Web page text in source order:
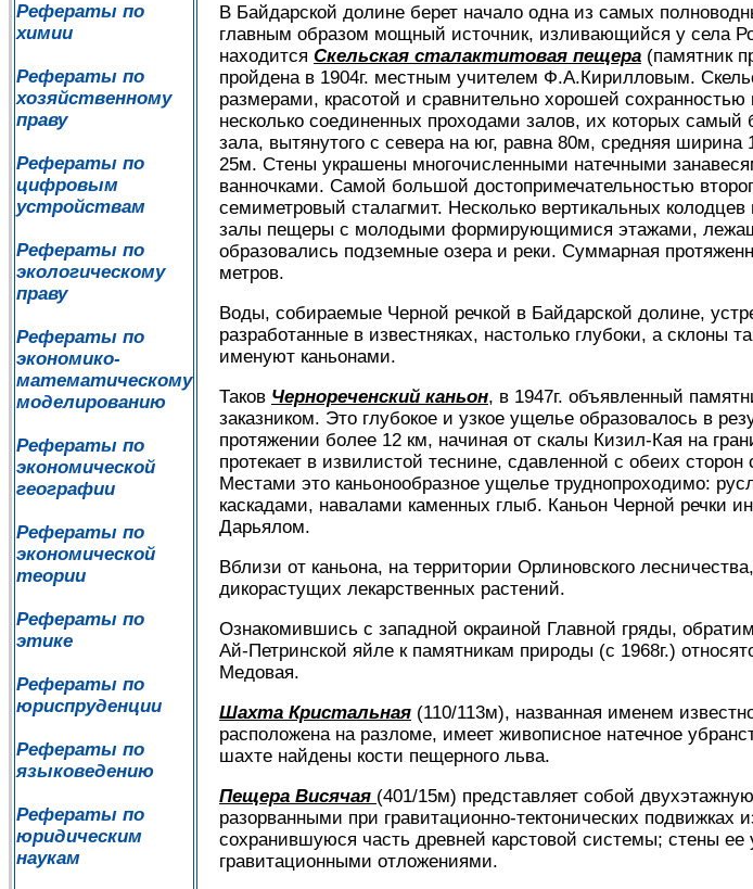
Рефераты по
химии
Рефераты по
хозяйственному
праву
Рефераты по
цифровым
устройствам
Рефераты по
экологическому
праву
Рефераты по
экономико-
математическому
моделированию
Рефераты по
экономической
географии
Рефераты по
экономической
теории
Рефераты по
этике
Рефераты по
юриспруденции
Рефераты по
языковедению
Рефераты по
юридическим
наукам
В Байдарской долине берет начало одна из самых
главным образом мощный источник, изливающийся у села
находится Скельская сталактитовая пещера (памятник
пройдена в 1904г. местным учителем Ф.А.Кирилловым.
размерами, красотой и сравнительно хорошей
несколько соединенных проходами залов, их которых
зала, вытянутого с севера на юг, равна 80м, средняя ширина
25м. Стены украшены многочисленными натечными
ванночками. Самой большой достопримечательностью
семиметровый сталагмит. Несколько вертикальных
залы пещеры с молодыми формирующимися этажами,
образовались подземные озера и реки. Суммарная
метров.
Воды, собираемые Черной речкой в Байдарской долине,
разработанные в известняках, настолько глубоки, а склоны
именуют каньонами.
Таков Чернореченский каньон, в 1947г. объявленный
заказником. Это глубокое и узкое ущелье образовалось в
протяжении более 12 км, начиная от скалы Кизил-Кая на
протекает в извилистой теснине, сдавленной с обеих
Местами это каньонообразное ущелье труднопроходимо:
каскадами, навалами каменных глыб. Каньон Черной речки
Дарьялом.
Вблизи от каньона, на территории Орлиновского
дикорастущих лекарственных растений.
Ознакомившись с западной окраиной Главной гряды,
Ай-Петринской яйле к памятникам природы (с 1968г.)
Медовая.
Шахта Кристальная (110/113м), названная именем
расположена на разломе, имеет живописное натечное
шахте найдены кости пещерного льва.
Пещера Висячая (401/15м) представляет собой
разорванными при гравитационно-тектонических подвижках
сохранившуюся часть древней карстовой системы; стены
гравитационными отложениями.